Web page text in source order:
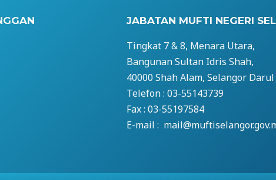
JABATAN MUFTI NEGERI
Tingkat 7 & 8, Menara Utara,
Bangunan Sultan Idris Shah,
40000 Shah Alam, Selangor Darul
Telefon : 03-55143739
Fax : 03-55197584
E-mail :